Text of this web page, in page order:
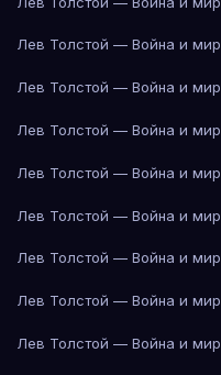
Лев Толстой — Война и мир
Лев Толстой — Война и мир
Лев Толстой — Война и мир
Лев Толстой — Война и мир
Лев Толстой — Война и мир
Лев Толстой — Война и мир
Лев Толстой — Война и мир
Лев Толстой — Война и мир